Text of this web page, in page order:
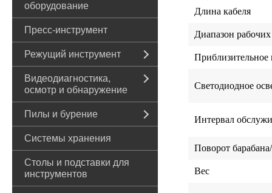
оборудование
Пресс-инструмент
Режущий инструмент
Видеодиагностика,
осмотр и обнаружение
Пилы и бурение
Системы хранения
Столы и подставки для
инструментов
Длина кабеля
Диапазон
Приблизительное
Светодиодное
Интервал
Поворот
Вес